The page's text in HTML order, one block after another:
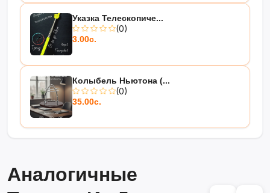
Указка Телескопиче...
(0)
3.00с.
Колыбель Ньютона (...
(0)
35.00с.
Аналогичные